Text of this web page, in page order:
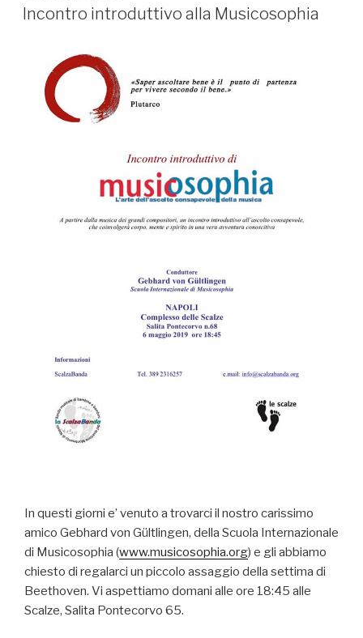
IL
Incontro introduttivo alla Musicosophia
In questi giorni e’ venuto a trovarci il nostro carissimo
amico Gebhard von Gültlingen, della Scuola Internazionale
di Musicosophia (www.musicosophia.org) e gli abbiamo
chiesto di regalarci un piccolo assaggio della settima di
Beethoven. Vi aspettiamo domani alle ore 18:45 alle
Scalze, Salita Pontecorvo 65.